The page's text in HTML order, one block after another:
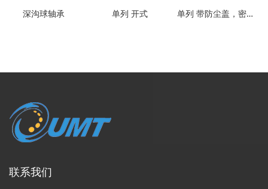
深沟球轴承 单列 开式 单列 带防尘盖，密封圈型
联系我们